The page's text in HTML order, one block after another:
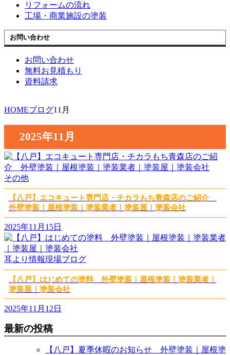
リフォームの流れ
工場・商業施設の塗装
お問い合わせ
お問い合わせ
無料お見積もり
資料請求
HOMEブログ11月
2025年11月
その他
【八戸】エコキュート専門店・チカラもち青森店のご紹介
外壁塗装｜屋根塗装｜塗装業者｜塗装屋｜塗装会社
2025年11月15日
耳より情報現場ブログ
【八戸】はじめての塗料 外壁塗装｜屋根塗装｜塗装業者｜
塗装屋｜塗装会社
2025年11月12日
最新の投稿
【八戸】夏季休暇のお知らせ 外壁塗装｜屋根塗